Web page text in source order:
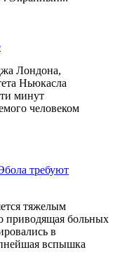
Лондона,
Ньюкасла
минут
человеком
требуют
тяжелым
приводящая больных
в
вспышка